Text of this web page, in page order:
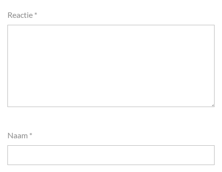
Reactie *
Naam *